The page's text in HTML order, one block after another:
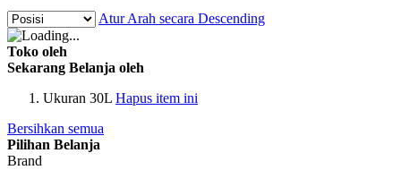
Atur Arah secara Descending
Toko oleh
Sekarang Belanja oleh
Ukuran 30L Hapus item ini
Bersihkan semua
Pilihan Belanja
Brand